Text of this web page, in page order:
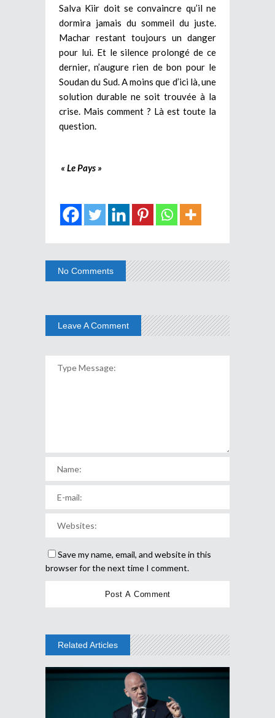
Salva Kiir doit se convaincre qu’il ne
dormira jamais du sommeil du juste.
Machar restant toujours un danger
pour lui. Et le silence prolongé de ce
dernier, n’augure rien de bon pour le
Soudan du Sud. A moins que d’ici là, une
solution durable ne soit trouvée à la
crise. Mais comment ? Là est toute la
question.
« Le Pays »
No Comments
Leave A Comment
Save my name, email, and website in this
browser for the next time I comment.
Related Articles